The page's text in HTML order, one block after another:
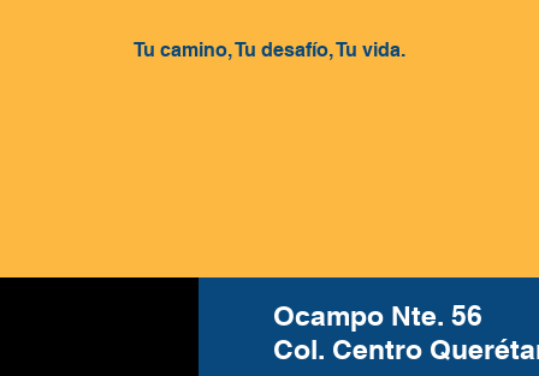
Tu camino, Tu desafío, Tu vida.
Ocampo Nte. 56
Col. Centro